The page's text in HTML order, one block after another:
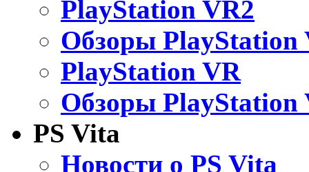
PlayStation VR2
Обзоры PlayStation
PlayStation VR
Обзоры PlayStation
PS Vita
Новости о PS Vita